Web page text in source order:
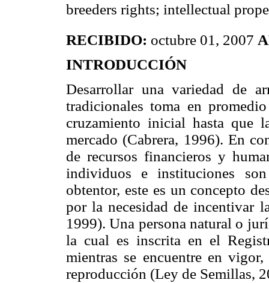
breeders rights; intellectual
RECIBIDO: octubre 01, 2007
INTRODUCCIÓN
Desarrollar una variedad de
tradicionales toma en
cruzamiento inicial hasta que
mercado (Cabrera, 1996). En
de recursos financieros y
individuos e instituciones
obtentor, este es un concepto
por la necesidad de incentivar
1999). Una persona natural o
la cual es inscrita en el
mientras se encuentre en
reproducción (Ley de Semillas,